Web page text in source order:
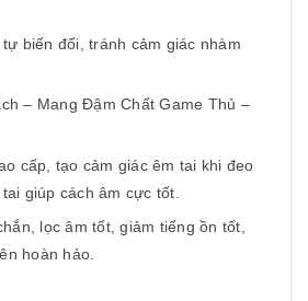
biến đổi, tránh cảm giác nhàm
– Mang Đậm Chất Game Thủ –
cấp, tạo cảm giác êm tai khi đeo
giúp cách âm cực tốt.
lọc âm tốt, giảm tiếng ồn tốt,
hoàn hảo.